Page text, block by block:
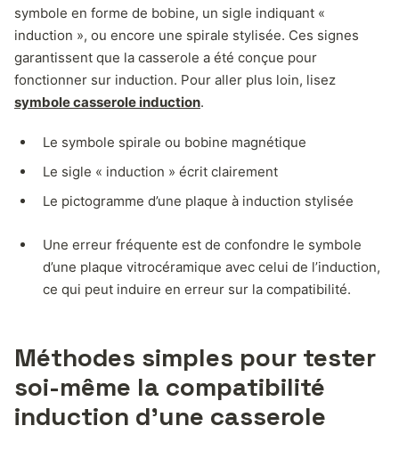
symbole en forme de bobine, un sigle indiquant «
induction », ou encore une spirale stylisée. Ces signes
garantissent que la casserole a été conçue pour
fonctionner sur induction. Pour aller plus loin, lisez
symbole casserole induction.
Le symbole spirale ou bobine magnétique
Le sigle « induction » écrit clairement
Le pictogramme d’une plaque à induction stylisée
Une erreur fréquente est de confondre le symbole
d’une plaque vitrocéramique avec celui de l’induction,
ce qui peut induire en erreur sur la compatibilité.
Méthodes simples pour tester
soi-même la compatibilité
induction d’une casserole